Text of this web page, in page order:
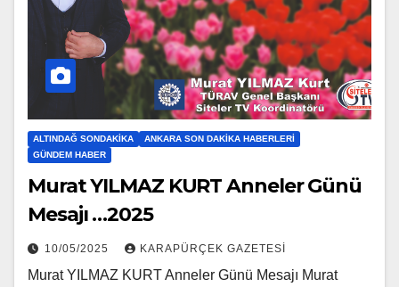
ALTINDAĞ SONDAKIKA
ANKARA SON DAKIKA HABERLERI
GÜNDEM HABER
Murat YILMAZ KURT Anneler Günü
Mesajı …2025
10/05/2025 KARAPÜRÇEK GAZETESİ
Murat YILMAZ KURT Anneler Günü Mesajı Murat